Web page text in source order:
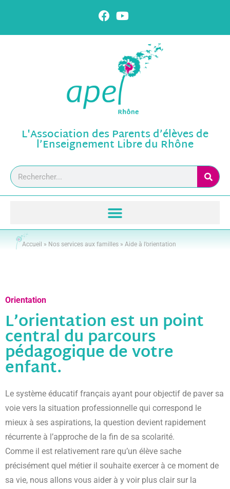
L'Association des Parents d’élèves de
l’Enseignement Libre du Rhône
Accueil » Nos services aux familles » Aide à l’orientation
Orientation
L’orientation est un point
central du parcours
pédagogique de votre
enfant.
Le système éducatif français ayant pour objectif de paver sa
voie vers la situation professionnelle qui correspond le
mieux à ses aspirations, la question devient rapidement
récurrente à l’approche de la fin de sa scolarité.
Comme il est relativement rare qu’un élève sache
précisément quel métier il souhaite exercer à ce moment de
sa vie, nous allons vous aider à y voir plus clair sur la